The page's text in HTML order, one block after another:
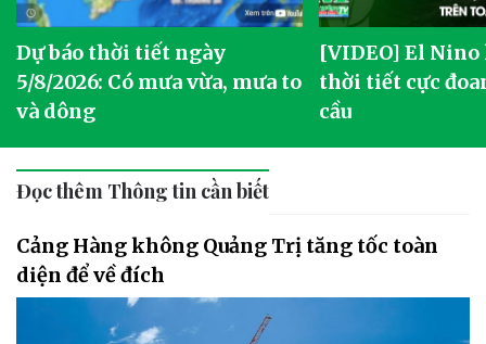
Dự báo thời tiết ngày
5/8/2026: Có mưa vừa, mưa to
và dông
[VIDEO] El
thời tiết cực
cầu
Đọc thêm Thông tin cần biết
Cảng Hàng không Quảng Trị tăng tốc toàn
diện để về đích